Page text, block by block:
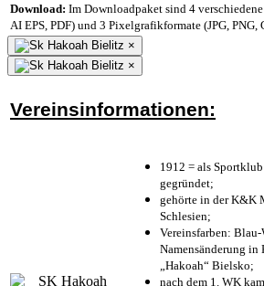
Download: Im Downloadpaket sind 4
AI EPS, PDF) und 3 Pixelgrafikformate (JPG, PNG,
×
×
Vereinsinformationen:
1912 = als
gegründet;
gehörte in der K&K
Schlesien;
Vereinsfarben:
Namensänderung
„Hakoah“ Bielsko;
nach dem 1. WK